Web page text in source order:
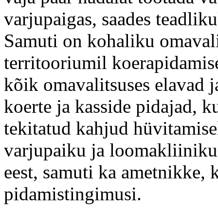
varjupaigas, saades
Samuti on kohaliku
territooriumil
kõik omavalitsuses elavad
koerte ja kasside pidajad,
tekitatud kahjud
varjupaiku ja
eest, samuti ka
pidamistingimusi.